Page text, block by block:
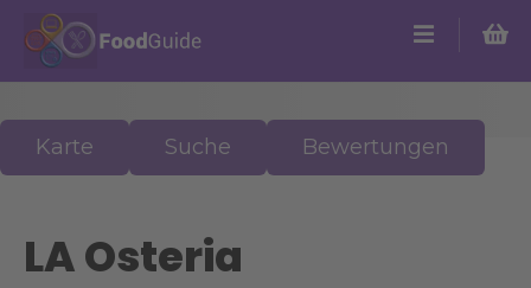
n
a
Karte Suche Bewertungen
LA Osteria